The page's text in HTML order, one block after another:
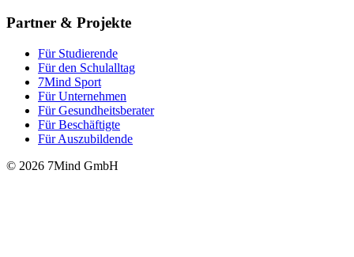
Partner & Projekte
Für Stu­die­rende
Für den Schulalltag
7Mind Sport
Für Unter­neh­men
Für Gesund­heits­be­ra­ter
Für Beschäftigte
Für Auszubildende
© 2026 7Mind GmbH